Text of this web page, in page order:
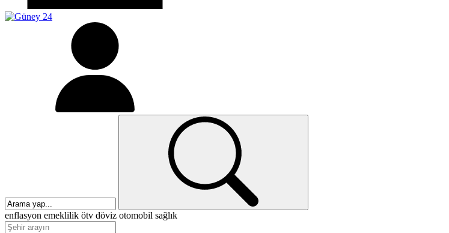
enflasyon emeklilik ötv döviz otomobil sağlık